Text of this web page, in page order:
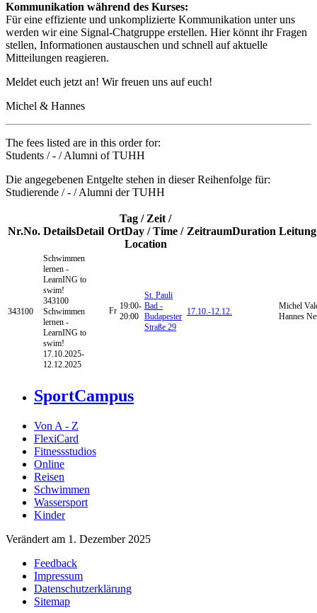
Kommunikation während des Kurses:
Für eine effiziente und unkomplizierte Kommunikation unter uns
werden wir eine Signal-Chatgruppe erstellen. Hier könnt ihr Fragen
stellen, Informationen austauschen und schnell auf aktuelle
Mitteilungen reagieren.
Meldet euch jetzt an! Wir freuen uns auf euch!
Michel & Hannes
The fees listed are in this order for:
Students / - / Alumni of TUHH
Die angegebenen Entgelte stehen in dieser Reihenfolge für:
Studierende / - / Alumni der TUHH
Nr.No. DetailsDetail
Tag / Zeit /
OrtDay / Time /
Location
ZeitraumDuration Leitung
343100
Schwimmen
lernen -
LearnING to
swim!
343100
Schwimmen
lernen -
LearnING to
swim!
17.10.2025-
12.12.2025
Fr 19:00-
20:00
St. Pauli
Bad -
Budapester
Straße 29
17.10.-12.12.
Michel
Hannes
SportCampus
Von A - Z
FlexiCard
Fitnessstudios
Online
Reisen
Schwimmen
Wassersport
Kinder
Verändert am 1. Dezember 2025
Feedback
Impressum
Datenschutzerklärung
Sitemap